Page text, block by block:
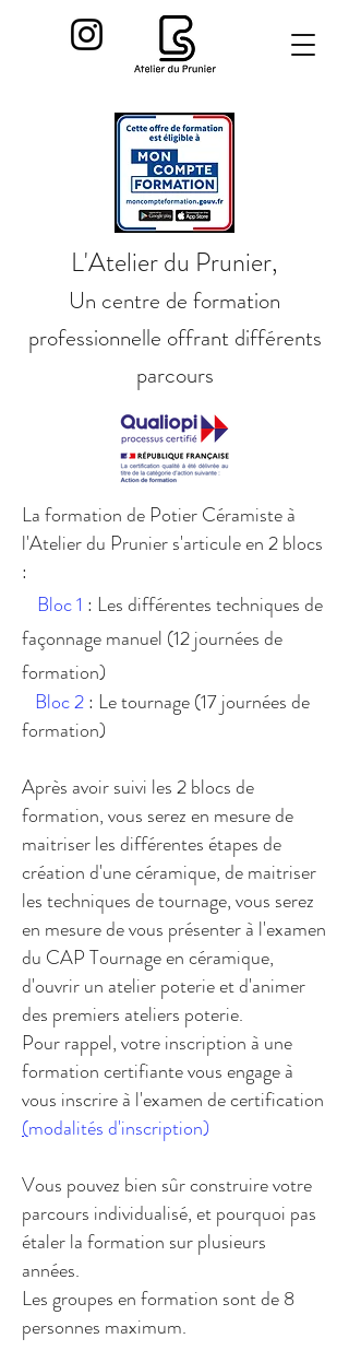
L'Atelier du Prunier,
Un centre de formation
professionnelle offrant différents
parcours
La formation de Potier Céramiste à
l'Atelier du Prunier s'articule en 2 blocs
:
Bloc 1 : Les différentes techniques de
façonnage manuel (12 journées de
formation)
Bloc 2: Le tournage (17 journées de
formation)
Après avoir suivi les 2 blocs de
formation, vous serez en mesure de
maitriser les différentes étapes de
création d'une céramique, de maitriser
les techniques de tournage, vous serez
en mesure de vous présenter à l'examen
du CAP Tournage en céramique,
d'ouvrir un atelier poterie et d'animer
des premiers ateliers poterie.
Pour rappel, votre inscription à une
formation certifiante vous engage à
vous inscrire à l'examen de certification
(modalités d'inscription)
Vous pouvez bien sûr construire votre
parcours individualisé, et pourquoi pas
étaler la formation sur plusieurs
années.
Les groupes en formation sont de 8
personnes maximum.